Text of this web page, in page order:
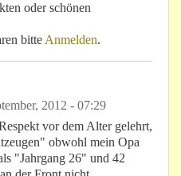
oder schönen
bitte Anmelden.
2012 - 07:29
vor dem Alter gelehrt,
obwohl mein Opa
"Jahrgang 26" und 42